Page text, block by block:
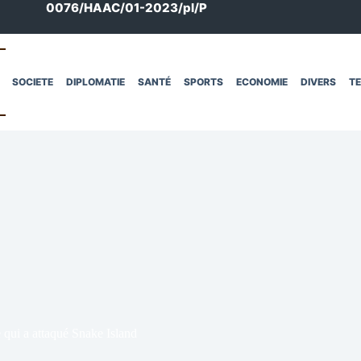
0076/HAAC/01-2023/pl/P
SOCIETE DIPLOMATIE SANTÉ SPORTS ECONOMIE DIVERS